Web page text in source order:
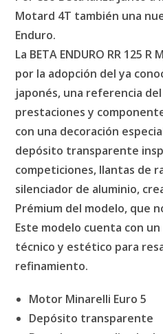
Motard 4T también una
Enduro.
La BETA ENDURO RR 125 R
por la adopción del ya
japonés, una referencia
prestaciones y
con una decoración
depósito transparente
competiciones, llantas de
silenciador de aluminio,
Prémium del modelo, que
Este modelo cuenta con
técnico y estético para
refinamiento.
Motor Minarelli Euro 5
Depósito transparente